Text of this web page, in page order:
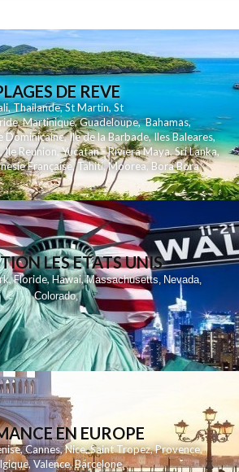
DE REVE
,Thailande,St Martin,St
,Martinique,Guadeloupe,Bahamas,
Dominicaine,Ile de la Barbade,Iles Baleares,
,Ile Reunion,Yucatan - Riviera Maya,Sri Lanka,
Française,Tahiti,Moorea, Bora Bora
LES ETATS UNIS
,Floride,Hawai,Massachusetts, Nevada,
Colorado,
EN EUROPE
,Cannes,Nice,Saint Tropez,Provence,
,Valence,Barcelone,